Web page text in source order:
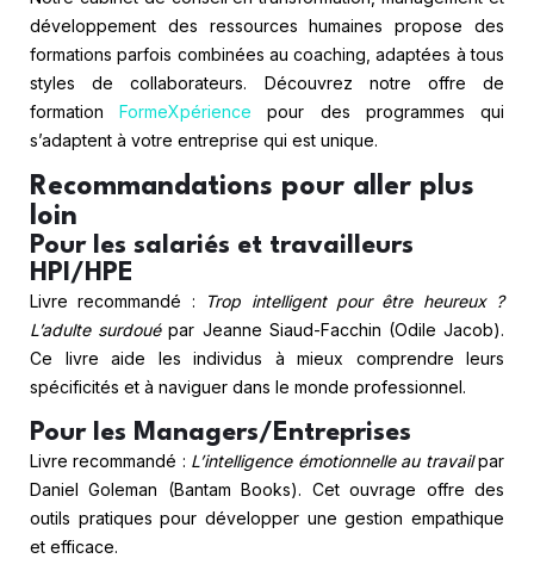
développement des ressources humaines propose des
formations parfois combinées au coaching, adaptées à tous
styles de collaborateurs. Découvrez notre offre de
formationFormeXpérience pour des programmes qui
s’adaptent à votre entreprise qui est unique.
Recommandations pour aller plus
loin
Pour les salariés et travailleurs
HPI/HPE
Livre recommandé :
Trop intelligent pour être heureux ?
L’adulte surdouépar Jeanne Siaud-Facchin (Odile Jacob).
Ce livre aide les individus à mieux comprendre leurs
spécificités et à naviguer dans le monde professionnel.
Pour les Managers/Entreprises
Livre recommandé : L’intelligence émotionnelle au travailpar
Daniel Goleman (Bantam Books). Cet ouvrage offre des
outils pratiques pour développer une gestion empathique
et efficace.